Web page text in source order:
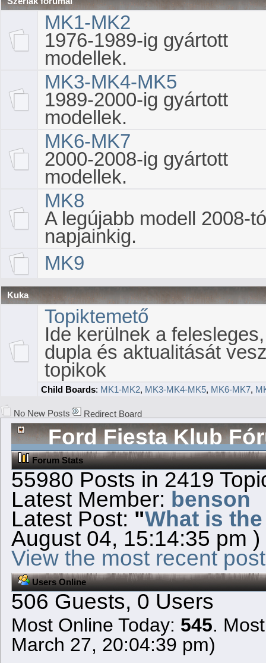
MK1-MK2
1976-1989-ig gyártott
modellek.
MK3-MK4-MK5
1989-2000-ig gyártott
modellek.
MK6-MK7
2000-2008-ig gyártott
modellek.
MK8
A legújabb modell 2008-
napjainkig.
MK9
Kuka
Topiktemető
Ide kerülnek a felesleges,
dupla és aktualitását
topikok
Child Boards: MK1-MK2, MK3-MK4-MK5, MK6-MK7,
No New Posts Redirect Board
Ford Fiesta Klub
Forum Stats
55980 Posts in 2419
Latest Member: benson
Latest Post: "What is
August 04, 15:14:35 pm )
View the most recent
Users Online
506 Guests, 0 Users
Most Online Today: 545.
March 27, 20:04:39 pm)